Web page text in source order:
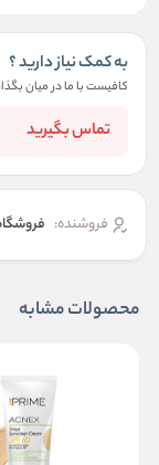
به کمک نیاز دارید ؟
کافیست با ما در میان
تماس بگیرید
فروشنده:
محصولات مشابه